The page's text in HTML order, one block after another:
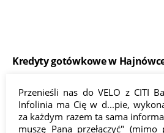
Kredyty gotówkowe w
Przenieśli nas do VELO z CITI
Infolinia ma Cię w d...pie,
za każdym razem ta sama
muszę Pana przełączyć" (mimo